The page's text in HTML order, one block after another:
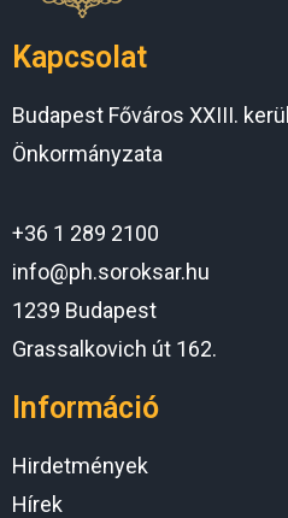
Kapcsolat
Budapest Főváros XXIII.
Önkormányzata
+36 1 289 2100
info@ph.soroksar.hu
1239 Budapest
Grassalkovich út 162.
Információ
Hirdetmények
Hírek